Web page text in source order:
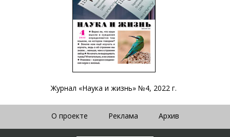
Журнал «Наука и жизнь» №4, 2022 г.
О проекте Реклама Архив